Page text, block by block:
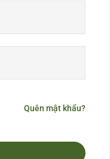
Quên mật khẩu?